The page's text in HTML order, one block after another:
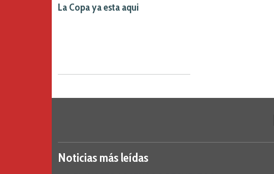
La Copa ya esta aqui
Noticias más leídas